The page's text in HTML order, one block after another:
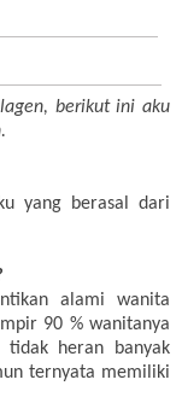
berikut ini aku
yang berasal dari
alami wanita
90 % wanitanya
tidak heran banyak
ternyata memiliki